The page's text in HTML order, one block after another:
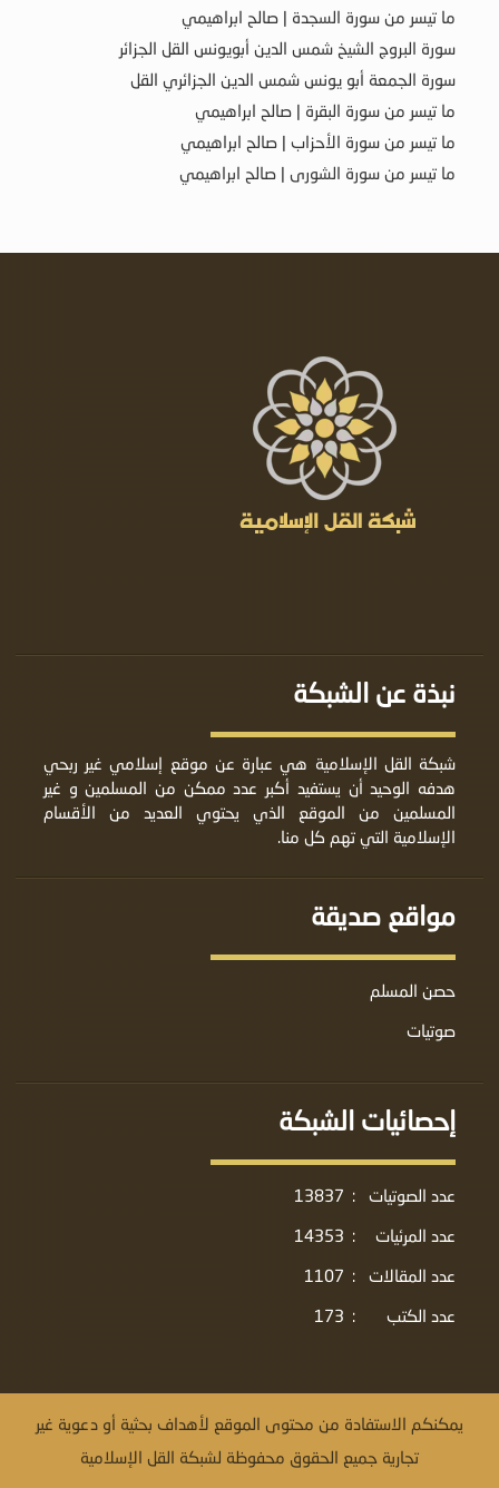
ما تيسر من سورة السجدة | صالح ابراهيمي
سورة البروج الشيخ شمس الدين أبويونس القل الجزائر
سورة الجمعة أبو يونس شمس الدين الجزائري القل
ما تيسر من سورة البقرة | صالح ابراهيمي
ما تيسر من سورة الأحزاب | صالح ابراهيمي
ما تيسر من سورة الشورى | صالح ابراهيمي
نبذة عن الشبكة
شبكة القل الإسلامية هي عبارة عن موقع إسلامي غير ربحي
هدفه الوحيد أن يستفيد أكبر عدد ممكن من المسلمين و غير
المسلمين من الموقع الذي يحتوي العديد من الأقسام
الإسلامية التي تهم كل منا.
مواقع صديقة
حصن المسلم
صوتيات
إحصائيات الشبكة
عدد الصوتيات :
13837
عدد المرئيات
:
14353
عدد المقالات
:
1107
عدد الكتب
:
173
يمكنكم الاستفادة من محتوى الموقع لأهداف بحثية أو دعوية غير
تجارية جميع الحقوق محفوظة لشبكة القل الإسلامية